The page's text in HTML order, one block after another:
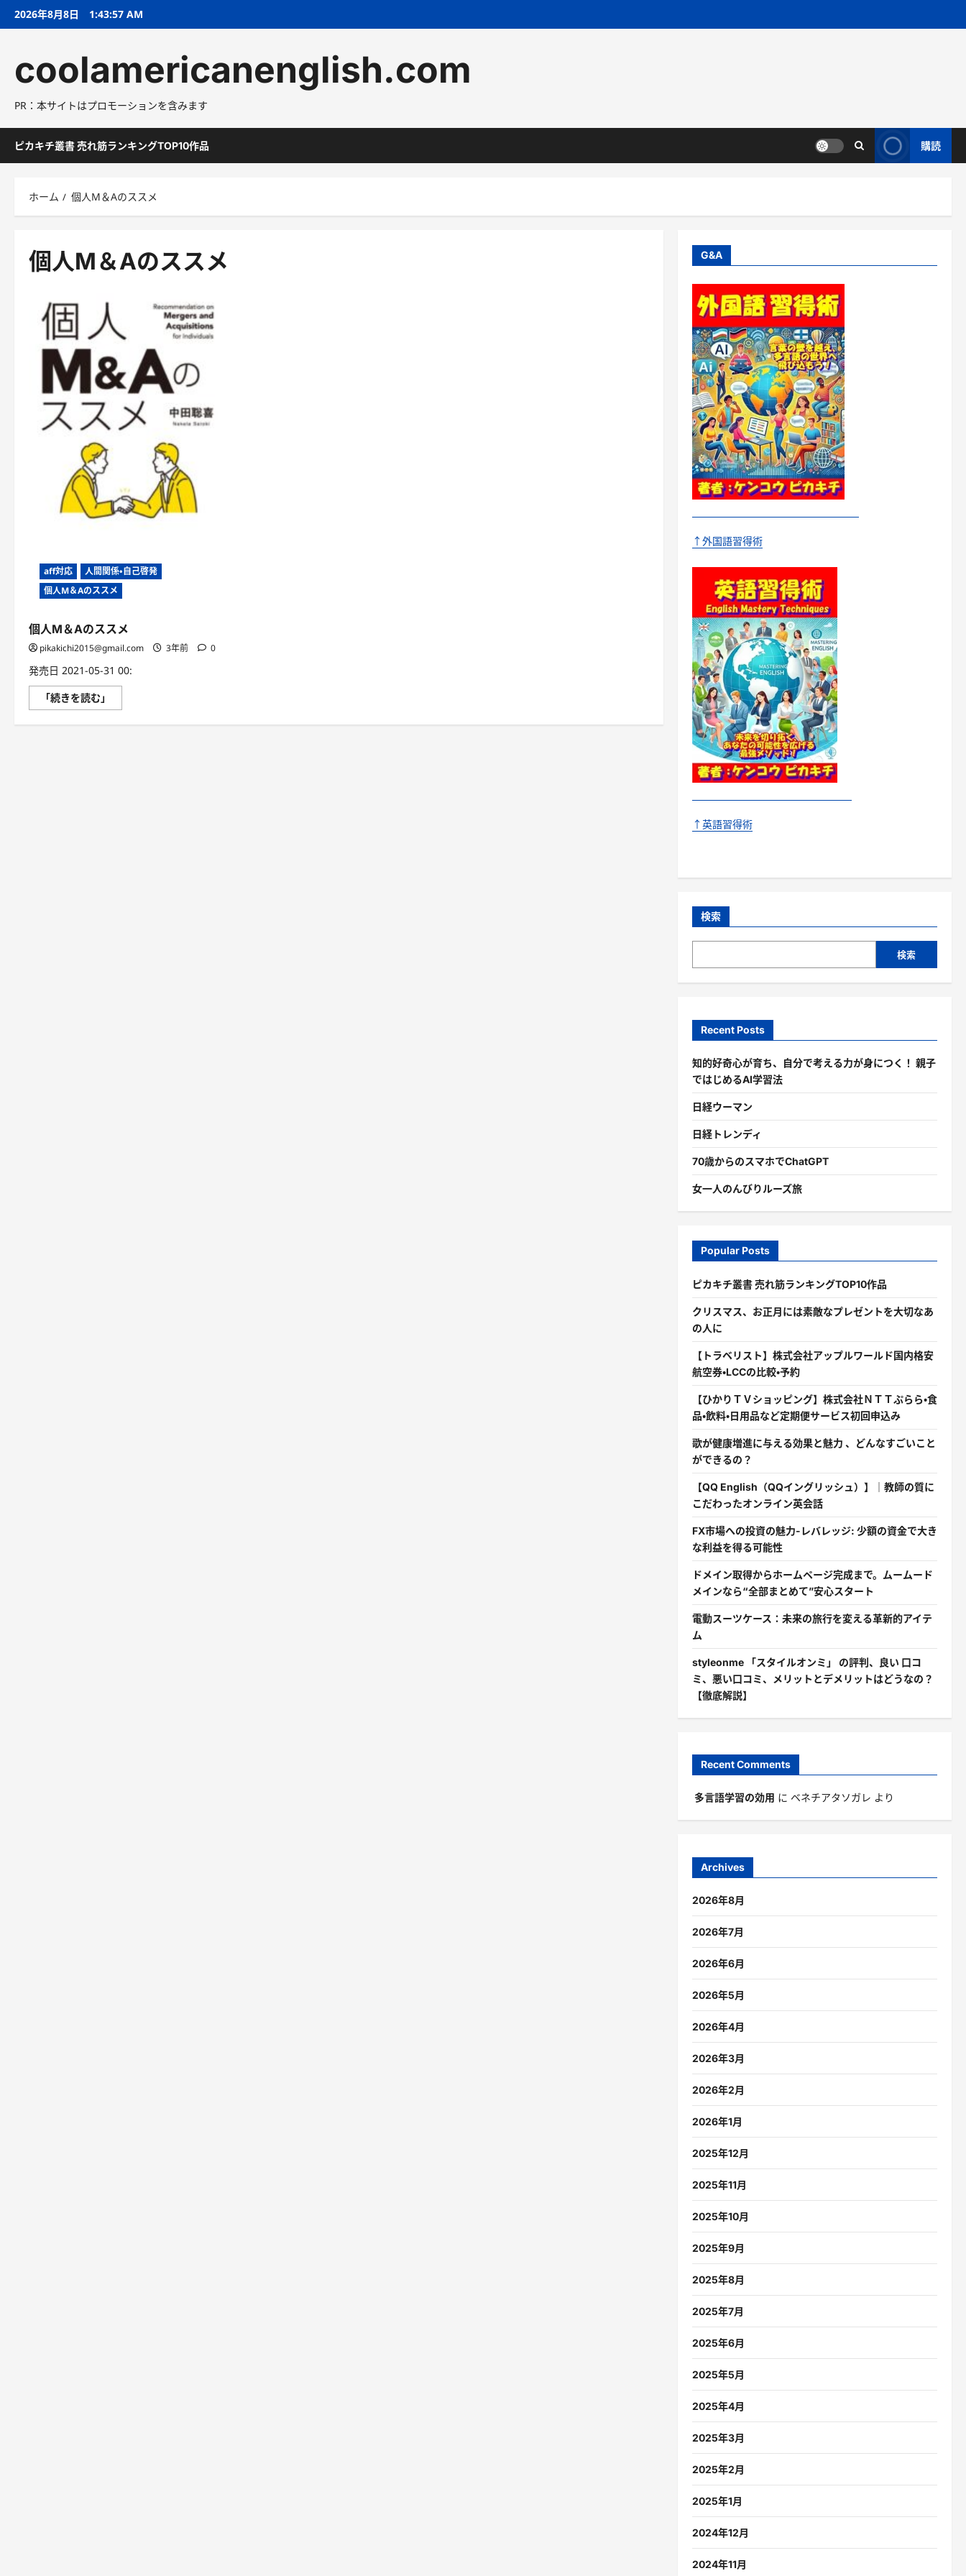
2026年8月8日 1:43:58 AM
coolamericanenglish.com
PR：本サイトはプロモーションを含みます
ピカキチ叢書 売れ筋ランキングTOP10作品 購読
ホーム 個人M＆Aのススメ
個人M＆Aのススメ
aff対応
人間関係・自己啓発
個人M＆Aのススメ
個人M＆Aのススメ
pikakichi2015@gmail.com 3年前 0
発売日 2021-05-31 00:
「続きを読む」
人
＆
G&A
↑外国語習得術
↑英語習得術
検索
検索
Recent Posts
知的好奇心が育ち、自分で考える力が身につく！ 親子
ではじめるAI学習法
日経ウーマン
日経トレンディ
70歳からのスマホでChatGPT
女一人のんびりルーズ旅
Popular Posts
ピカキチ叢書 売れ筋ランキングTOP10作品
クリスマス、お正月には素敵なプレゼントを大切なあ
の人に
【トラベリスト】株式会社アップルワールド国内格安
航空券・LCCの比較・予約
【ひかりＴＶショッピング】株式会社ＮＴＴぷらら・食
品・飲料・日用品など定期便サービス初回申込み
歌が健康増進に与える効果と魅力 、どんなすごいこと
ができるの？
【QQ English（QQイングリッシュ）】｜教師の質に
こだわったオンライン英会話
FX市場への投資の魅力-レバレッジ: 少額の資金で大き
な利益を得る可能性
ドメイン取得からホームページ完成まで。ムームード
メインなら“全部まとめて”安心スタート
電動スーツケース：未来の旅行を変える革新的アイテ
ム
styleonme 「スタイルオンミ」 の評判、良い 口コ
ミ、悪い口コミ、メリットとデメリットはどうなの？
【徹底解説】
Recent Comments
多言語学習の効用 に ベネチアタソガレ より
Archives
2026年8月
2026年7月
2026年6月
2026年5月
2026年4月
2026年3月
2026年2月
2026年1月
2025年12月
2025年11月
2025年10月
2025年9月
2025年8月
2025年7月
2025年6月
2025年5月
2025年4月
2025年3月
2025年2月
2025年1月
2024年12月
2024年11月